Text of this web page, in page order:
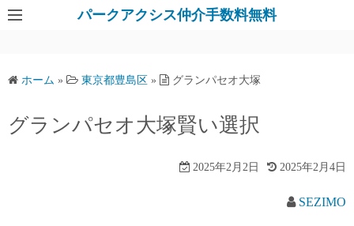
パークアクシス仲介手数料無料
ホーム » 東京都豊島区 » グランパセオ大塚
グランパセオ大塚賢い選択
2025年2月2日 2025年2月4日
SEZIMO